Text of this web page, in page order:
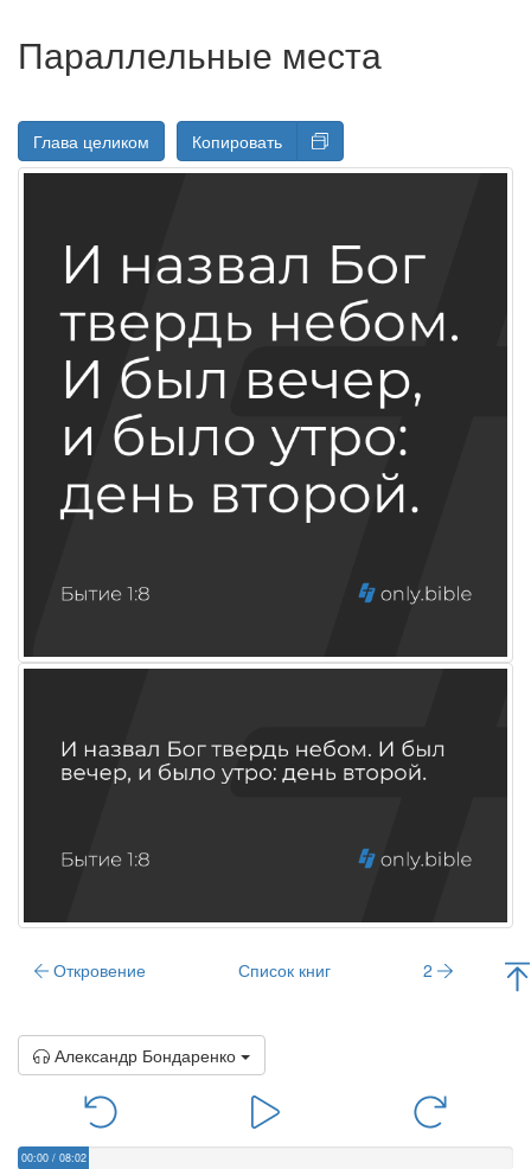
Параллельные места
Глава целиком Копировать
Откровение Список книг 2
Александр Бондаренко
00:00 / 08:02